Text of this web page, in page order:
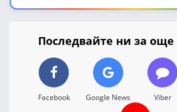
Последвайте ни за
Facebook Google News Viber